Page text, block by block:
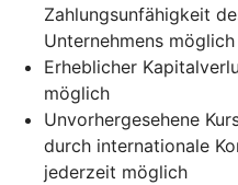
Zahlungsunfähigkeit
Unternehmens möglich
Erheblicher
möglich
Unvorhergesehene
durch internationale
jederzeit möglich